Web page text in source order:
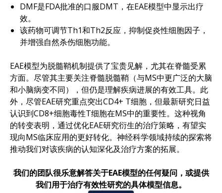
DMF是FDA批准的口服DMT，在EAE模型中显示出疗
效。
该药物可调节Th1和Th2反应，抑制促炎性细胞因子，
并增强自然杀伤细胞功能。
EAE模型为脱髓鞘机制提供了宝贵见解，尤其在脊髓受累
方面。尽管其主要关注脊髓脱髓鞘（与MS中更广泛的大脑
和小脑病变不同），但仍是理解疾病进展的有效工具。此
外，尽管EAE研究重点突出CD4+ T细胞，但最新研究日益
认识到CD8+细胞毒性T细胞在MS中的重要性。这种视角
的转变表明，通过优化EAE研究衍生的治疗策略，有望实
现向MS临床应用的更好转化。神经科学领域持续的探索将
推动我们对该疾病的认知深化及治疗方案的拓展。
我们的团队很乐意解答关于EAE模型的任何疑问，或提供
我们用于治疗有效性研究的具体模型信息。